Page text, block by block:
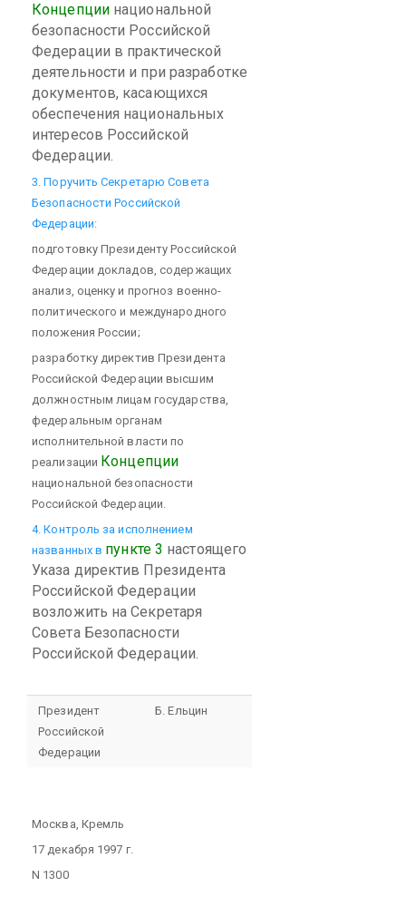
Концепциинациональной
безопасности Российской
Федерации в практической
деятельности и при разработке
документов, касающихся
обеспечения национальных
интересов Российской
Федерации.
3. Поручить Секретарю Совета
Безопасности Российской
Федерации:
подготовку Президенту Российской
Федерации докладов, содержащих
анализ, оценку и прогноз военно-
политического и международного
положения России;
разработку директив Президента
Российской Федерации высшим
должностным лицам государства,
федеральным органам
исполнительной власти по
реализации Концепции
национальной безопасности
Российской Федерации.
4. Контроль за исполнением
названных в пункте 3 настоящего
Указа директив Президента
Российской Федерации
возложить на Секретаря
Совета Безопасности
Российской Федерации.
Президент
Российской
Федерации
Б. Ельцин
Москва, Кремль
17 декабря 1997 г.
N 1300